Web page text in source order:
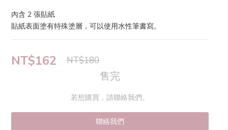
內含 2 張貼紙
貼紙表面塗有特殊塗層，可以使用水性筆書寫。
NT$162 NT$180
售完
若想購買，請聯絡我們。
聯絡我們